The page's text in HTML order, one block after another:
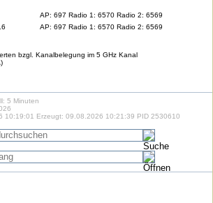
AP: 697 Radio 1: 6570 Radio 2: 6569
AP: 697 Radio 1: 6570 Radio 2: 6569
bzgl. Kanalbelegung im 5 GHz Kanal
5 Minuten
10:19:01 Erzeugt: 09.08.2026 10:21:39 PID 2530610